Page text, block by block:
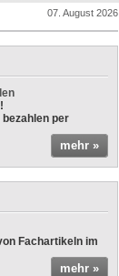
07. August 2026
bezahlen per
mehr »
Fachartikeln im
mehr »